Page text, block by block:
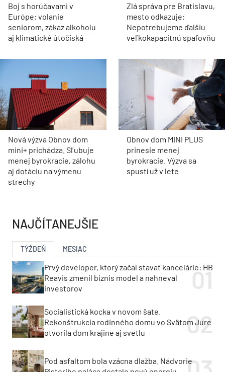
Boj s horúčavami v
Európe: volanie
seniorom, zákaz alkoholu
aj klimatické útočiská
Zlá správa pre Bratislavu,
mesto odkazuje:
Nepotrebujeme ďalšiu
veľkokapacitnú spaľovňu
Nová výzva Obnov dom
mini+ prichádza. Sľubuje
menej byrokracie, zálohu
aj dotáciu na výmenu
strechy
Obnov dom MINI PLUS
prinesie menej
byrokracie. Výzva sa
spustí už v lete
NAJČÍTANEJŠIE
TÝŽDEŇ MESIAC
Prvý developer, ktorý začal stavať kancelárie: HB
Reavis zmenil biznis model a nahneval
investorov
Socialistická kocka v novom šate.
Rekonštrukcia rodinného domu vo Svätom Jure
otvorila dom krajine aj svetlu
Pod asfaltom bola vzácna dlažba. Nádvorie